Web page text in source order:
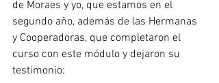
de Moraes y yo, que estamos en el
segundo año, además de las Hermanas
y Cooperadoras, que completaron el
curso con este módulo y dejaron su
testimonio: